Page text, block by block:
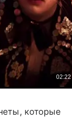
которые